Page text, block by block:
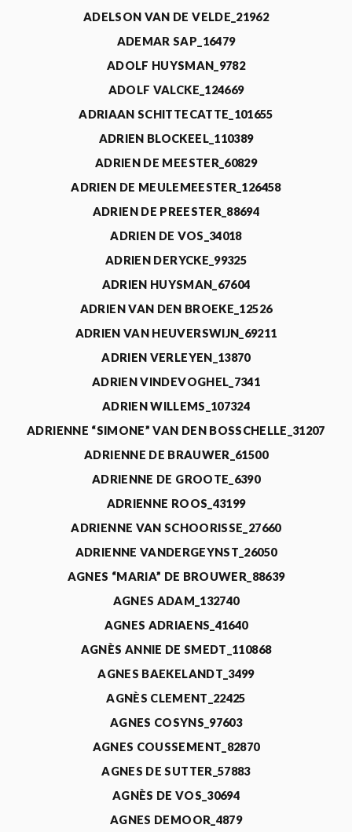
ADELSON VAN DE VELDE_21962
ADEMAR SAP_16479
ADOLF HUYSMAN_9782
ADOLF VALCKE_124669
ADRIAAN SCHITTECATTE_101655
ADRIEN BLOCKEEL_110389
ADRIEN DE MEESTER_60829
ADRIEN DE MEULEMEESTER_126458
ADRIEN DE PREESTER_88694
ADRIEN DE VOS_34018
ADRIEN DERYCKE_99325
ADRIEN HUYSMAN_67604
ADRIEN VAN DEN BROEKE_12526
ADRIEN VAN HEUVERSWIJN_69211
ADRIEN VERLEYEN_13870
ADRIEN VINDEVOGHEL_7341
ADRIEN WILLEMS_107324
ADRIENNE “SIMONE” VAN DEN BOSSCHELLE_31207
ADRIENNE DE BRAUWER_61500
ADRIENNE DE GROOTE_6390
ADRIENNE ROOS_43199
ADRIENNE VAN SCHOORISSE_27660
ADRIENNE VANDERGEYNST_26050
AGNES “MARIA” DE BROUWER_88639
AGNES ADAM_132740
AGNES ADRIAENS_41640
AGNÈS ANNIE DE SMEDT_110868
AGNES BAEKELANDT_3499
AGNÈS CLEMENT_22425
AGNES COSYNS_97603
AGNES COUSSEMENT_82870
AGNES DE SUTTER_57883
AGNÈS DE VOS_30694
AGNES DEMOOR_4879